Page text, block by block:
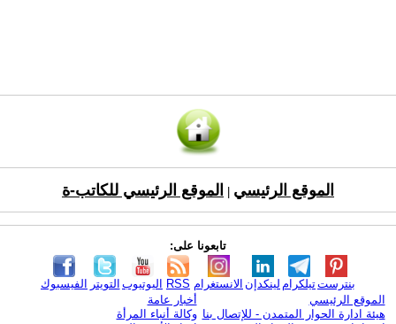
الموقع الرئيسي الموقع الرئيسي للكاتب-ة
تابعونا على:
الفيسبوك التويتر اليوتيوب RSS الانستغرام لينكدإن تيلكرامبنترست
الموقع الرئيسي
هيئة ادارة الحوار المتمدن - للإتصال بنا
أخبار عامة
وكالة أنباء المرأة